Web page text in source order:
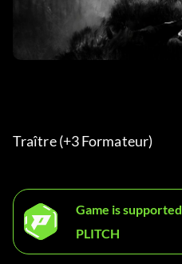
Traître (+3 Formateur)
Game is
PLITCH